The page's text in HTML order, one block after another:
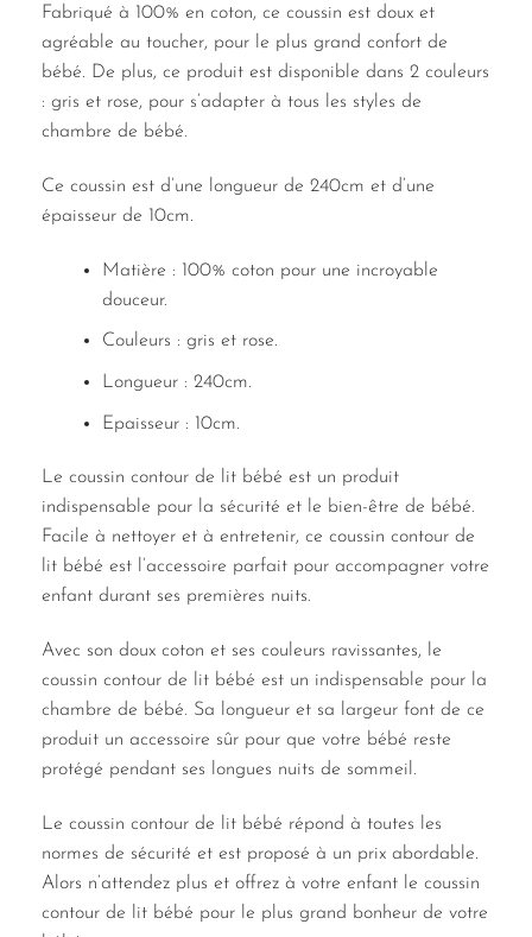
Fabriqué à 100% en coton, ce coussin est doux et
agréable au toucher, pour le plus grand confort de
bébé. De plus, ce produit est disponible dans 2 couleurs
: gris et rose, pour s’adapter à tous les styles de
chambre de bébé.
Ce coussin est d’une longueur de 240cm et d’une
épaisseur de 10cm.
Matière : 100% coton pour une incroyable
douceur.
Couleurs : gris et rose.
Longueur : 240cm.
Epaisseur : 10cm.
Le coussin contour de lit bébé est un produit
indispensable pour la sécurité et le bien-être de bébé.
Facile à nettoyer et à entretenir, ce coussin contour de
lit bébé est l’accessoire parfait pour accompagner votre
enfant durant ses premières nuits.
Avec son doux coton et ses couleurs ravissantes, le
coussin contour de lit bébé est un indispensable pour la
chambre de bébé. Sa longueur et sa largeur font de ce
produit un accessoire sûr pour que votre bébé reste
protégé pendant ses longues nuits de sommeil.
Le coussin contour de lit bébé répond à toutes les
normes de sécurité et est proposé à un prix abordable.
Alors n’attendez plus et offrez à votre enfant le coussin
contour de lit bébé pour le plus grand bonheur de votre